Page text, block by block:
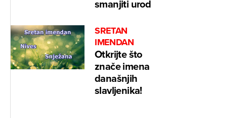
smanjiti urod
SRETAN
IMENDAN
Otkrijte što
znače imena
današnjih
slavljenika!